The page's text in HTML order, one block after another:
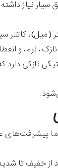
سیار
(میل)،
نرم، و
نازکی دارد
از خفیف تا